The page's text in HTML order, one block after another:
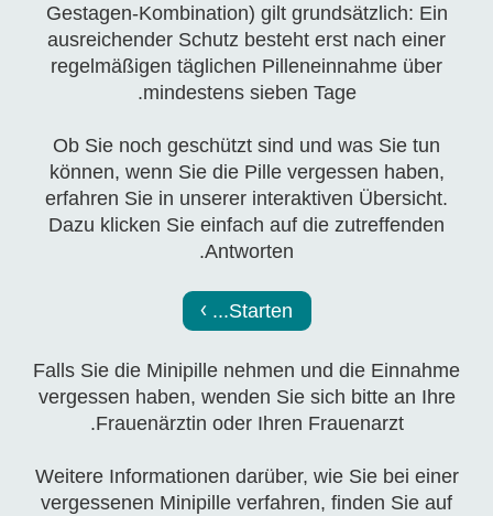
Gestagen-Kombination) gilt grundsätzlich: Ein
ausreichender Schutz besteht erst nach einer
regelmäßigen täglichen Pilleneinnahme über
mindestens sieben Tage.
Ob Sie noch geschützt sind und was Sie tun
können, wenn Sie die Pille vergessen haben,
erfahren Sie in unserer interaktiven Übersicht.
Dazu klicken Sie einfach auf die zutreffenden
Antworten.
Starten...
Falls Sie die Minipille nehmen und die Einnahme
vergessen haben, wenden Sie sich bitte an Ihre
Frauenärztin oder Ihren Frauenarzt.
Weitere Informationen darüber, wie Sie bei einer
vergessenen Minipille verfahren, finden Sie auf